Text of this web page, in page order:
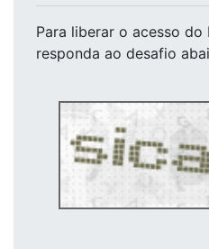
Para liberar o acesso do
responda ao desafio